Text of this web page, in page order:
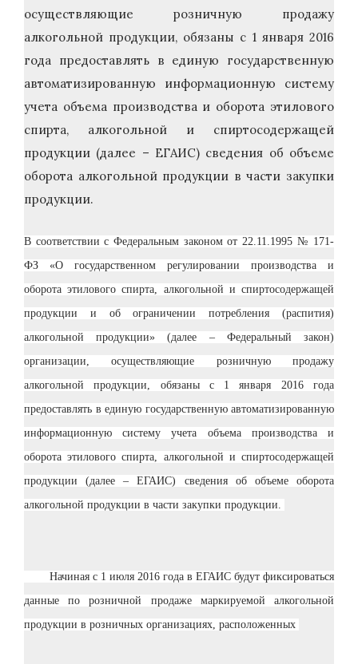
осуществляющие розничную продажу
алкогольной продукции, обязаны с 1 января 2016
года предоставлять в единую государственную
автоматизированную информационную систему
учета объема производства и оборота этилового
спирта, алкогольной и спиртосодержащей
продукции (далее – ЕГАИС) сведения об объеме
оборота алкогольной продукции в части закупки
продукции.
В соответствии с Федеральным законом от 22.11.1995 № 171-
ФЗ «О государственном регулировании производства и
оборота этилового спирта, алкогольной и спиртосодержащей
продукции и об ограничении потребления (распития)
алкогольной продукции» (далее – Федеральный закон)
организации, осуществляющие розничную продажу
алкогольной продукции, обязаны с 1 января 2016 года
предоставлять в единую государственную автоматизированную
информационную систему учета объема производства и
оборота этилового спирта, алкогольной и спиртосодержащей
продукции (далее – ЕГАИС) сведения об объеме оборота
алкогольной продукции в части закупки продукции.
Начиная с 1 июля 2016 года в ЕГАИС будут фиксироваться
данные по розничной продаже маркируемой алкогольной
продукции в розничных организациях, расположенных